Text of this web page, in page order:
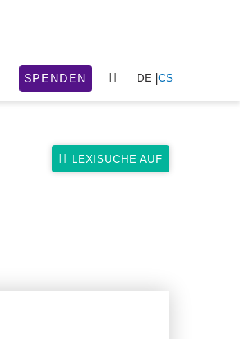
SPENDEN DE CS